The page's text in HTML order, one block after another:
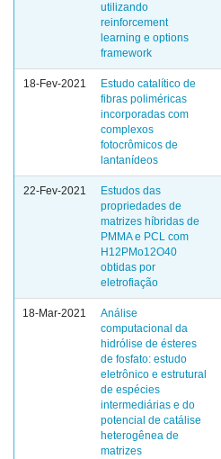
utilizando
reinforcement
learning e options
framework
18-Fev-2021
Estudo catalítico de
fibras poliméricas
incorporadas com
complexos
fotocrômicos de
lantanídeos
22-Fev-2021
Estudos das
propriedades de
matrizes híbridas de
PMMA e PCL com
H12PMo12O40
obtidas por
eletrofiação
18-Mar-2021
Análise
computacional da
hidrólise de ésteres
de fosfato: estudo
eletrônico e estrutural
de espécies
intermediárias e do
potencial de catálise
heterogênea de
matrizes